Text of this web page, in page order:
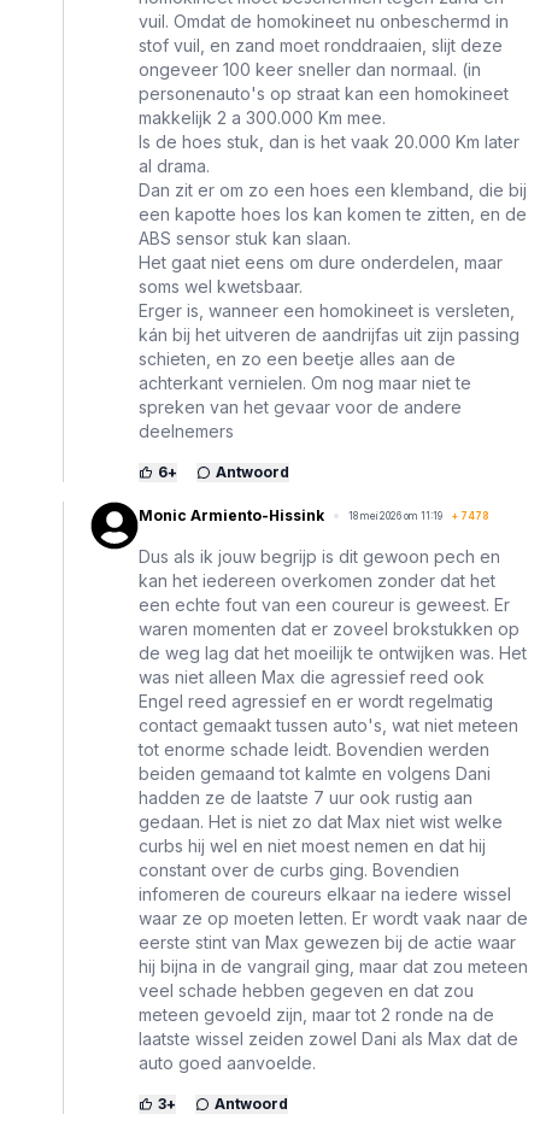
vuil. Omdat de homokineet nu onbeschermd in
stof vuil, en zand moet ronddraaien, slijt deze
ongeveer 100 keer sneller dan normaal. (in
personenauto's op straat kan een homokineet
makkelijk 2 a 300.000 Km mee.
Is de hoes stuk, dan is het vaak 20.000 Km later
al drama.
Dan zit er om zo een hoes een klemband, die bij
een kapotte hoes los kan komen te zitten, en de
ABS sensor stuk kan slaan.
Het gaat niet eens om dure onderdelen, maar
soms wel kwetsbaar.
Erger is, wanneer een homokineet is versleten,
kán bij het uitveren de aandrijfas uit zijn passing
schieten, en zo een beetje alles aan de
achterkant vernielen. Om nog maar niet te
spreken van het gevaar voor de andere
deelnemers
6+ Antwoord
Monic Armiento-Hissink 18 mei 2026 om 11:19 + 7478
Dus als ik jouw begrijp is dit gewoon pech en
kan het iedereen overkomen zonder dat het
een echte fout van een coureur is geweest. Er
waren momenten dat er zoveel brokstukken op
de weg lag dat het moeilijk te ontwijken was. Het
was niet alleen Max die agressief reed ook
Engel reed agressief en er wordt regelmatig
contact gemaakt tussen auto's, wat niet meteen
tot enorme schade leidt. Bovendien werden
beiden gemaand tot kalmte en volgens Dani
hadden ze de laatste 7 uur ook rustig aan
gedaan. Het is niet zo dat Max niet wist welke
curbs hij wel en niet moest nemen en dat hij
constant over de curbs ging. Bovendien
infomeren de coureurs elkaar na iedere wissel
waar ze op moeten letten. Er wordt vaak naar de
eerste stint van Max gewezen bij de actie waar
hij bijna in de vangrail ging, maar dat zou meteen
veel schade hebben gegeven en dat zou
meteen gevoeld zijn, maar tot 2 ronde na de
laatste wissel zeiden zowel Dani als Max dat de
auto goed aanvoelde.
3+ Antwoord